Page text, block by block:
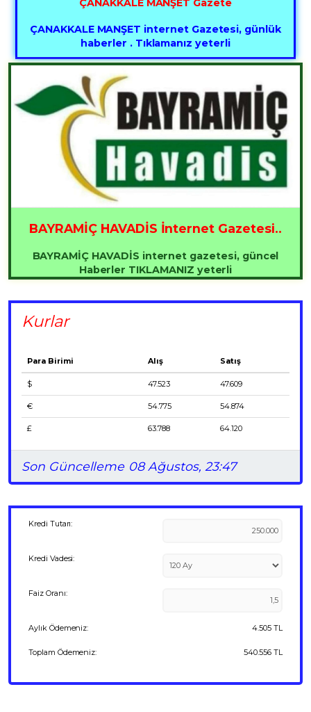
ÇANAKKALE MANŞET Gazete
ÇANAKKALE MANŞET internet Gazetesi, günlük
haberler . Tıklamanız yeterli
BAYRAMİÇ HAVADİS İnternet Gazetesi..
BAYRAMİÇ HAVADİS internet gazetesi, güncel
Haberler TIKLAMANIZ yeterli
Kurlar
Para Birimi Alış Satış
$ 47.523 47.609
€ 54.775 54.874
£ 63.788 64.120
Son Güncelleme 08 Ağustos, 23:47
Kredi Tutarı:
Kredi Vadesi:
Faiz Oranı:
Aylık Ödemeniz: 4.505 TL
Toplam Ödemeniz: 540.556 TL